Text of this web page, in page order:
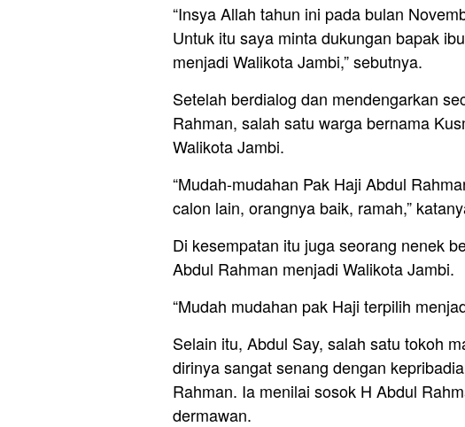
“Insya Allah tahun ini pada bulan
Untuk itu saya minta dukungan bapak
menjadi Walikota Jambi,” sebutnya.
Setelah berdialog dan mendengarkan
Rahman, salah satu warga bernama
Walikota Jambi.
“Mudah-mudahan Pak Haji Abdul
calon lain, orangnya baik, ramah,”
Di kesempatan itu juga seorang nenek
Abdul Rahman menjadi Walikota Jambi.
“Mudah mudahan pak Haji terpilih
Selain itu, Abdul Say, salah satu tokoh
dirinya sangat senang dengan
Rahman. Ia menilai sosok H Abdul
dermawan.